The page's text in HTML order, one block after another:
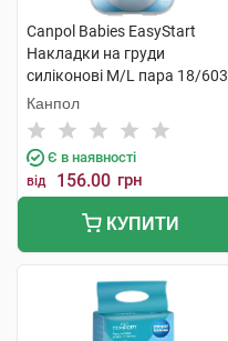
Canpol Babies EasyStart
Накладки на груди
силіконові M/L пара 18/603
2 шт
Канпол
Є в наявності
від 156.00 грн
КУПИТИ